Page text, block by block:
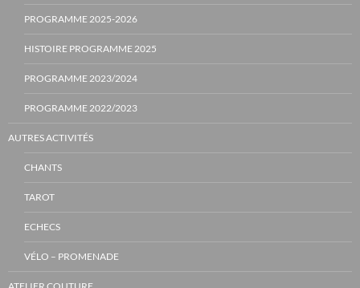
PROGRAMME 2025-2026
HISTOIRE PROGRAMME 2025
PROGRAMME 2023/2024
PROGRAMME 2022/2023
AUTRES ACTIVITÉS
CHANTS
TAROT
ECHECS
VÉLO – PROMENADE